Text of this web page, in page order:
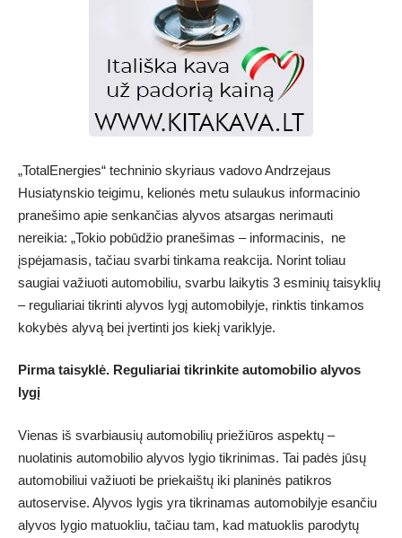
„TotalEnergies“ techninio skyriaus vadovo Andrzejaus
Husiatynskio teigimu, kelionės metu sulaukus informacinio
pranešimo apie senkančias alyvos atsargas nerimauti
nereikia: „Tokio pobūdžio pranešimas – informacinis, ne
įspėjamasis, tačiau svarbi tinkama reakcija. Norint toliau
saugiai važiuoti automobiliu, svarbu laikytis 3 esminių taisyklių
– reguliariai tikrinti alyvos lygį automobilyje, rinktis tinkamos
kokybės alyvą bei įvertinti jos kiekį variklyje.
Pirma taisyklė. Reguliariai tikrinkite automobilio alyvos
lygį
Vienas iš svarbiausių automobilių priežiūros aspektų –
nuolatinis automobilio alyvos lygio tikrinimas. Tai padės jūsų
automobiliui važiuoti be priekaištų iki planinės patikros
autoservise. Alyvos lygis yra tikrinamas automobilyje esančiu
alyvos lygio matuokliu, tačiau tam, kad matuoklis parodytų